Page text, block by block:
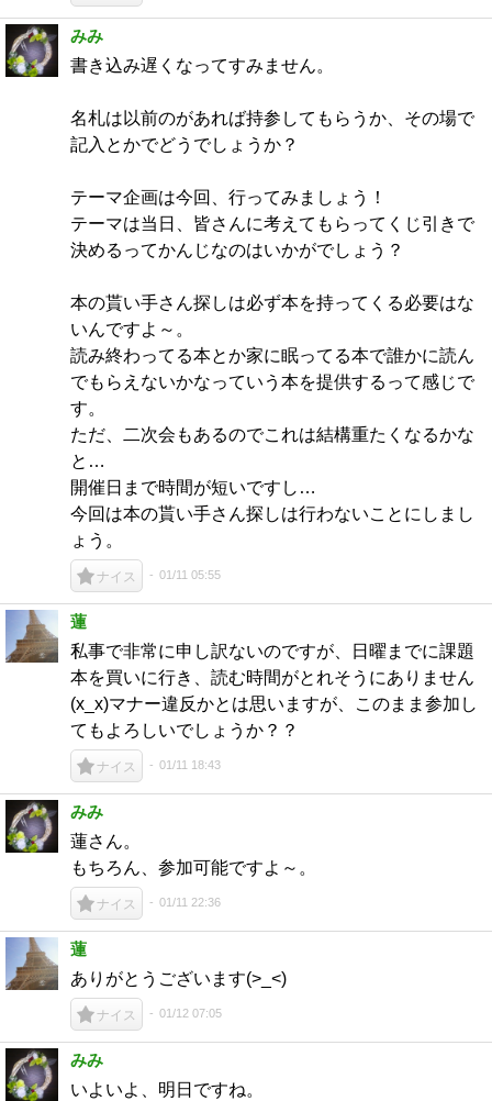
みみ
書き込み遅くなってすみません。
名札は以前のがあれば持参してもらうか、その場で
記入とかでどうでしょうか？
テーマ企画は今回、行ってみましょう！
テーマは当日、皆さんに考えてもらってくじ引きで
決めるってかんじなのはいかがでしょう？
本の貰い手さん探しは必ず本を持ってくる必要はな
いんですよ～。
読み終わってる本とか家に眠ってる本で誰かに読ん
でもらえないかなっていう本を提供するって感じで
す。
ただ、二次会もあるのでこれは結構重たくなるかな
と…
開催日まで時間が短いですし…
今回は本の貰い手さん探しは行わないことにしまし
ょう。
ナイス 01/11 05:55
蓮
私事で非常に申し訳ないのですが、日曜までに課題
本を買いに行き、読む時間がとれそうにありません
(x_x)マナー違反かとは思いますが、このまま参加し
てもよろしいでしょうか？？
ナイス 01/11 18:43
みみ
蓮さん。
もちろん、参加可能ですよ～。
ナイス 01/11 22:36
蓮
ありがとうございます(>_<)
ナイス 01/12 07:05
みみ
いよいよ、明日ですね。